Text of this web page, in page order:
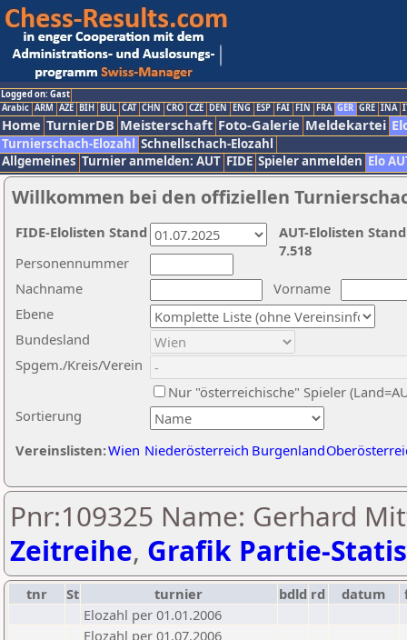
Logged on: Gast
Arabic ARM AZE BIH BUL CAT CHN CRO CZE DEN ENG ESP FAI FIN FRA GER GRE INA
Home TurnierDB Meisterschaft Foto-Galerie Meldekartei
Turnierschach-Elozahl Schnellschach-Elozahl
Allgemeines Turnier anmelden: AUT FIDE Spieler anmelden Elo
Willkommen bei den offiziellen
Nachname
Vorname
Ebene
Sortierung
Personennummer
Bundesland
Spgem./Kreis/Verein
Nur "österreichische" Spieler
Vereinslisten:Wien Niederösterreich Burgenland
AUT-Elolisten
7.518
FIDE-Elolisten Stand
Pnr:109325 Name: Gerhard
Zeitreihe, Grafik Partie-
tnr St turnier bdld rd datum
Elozahl per 01.01.2006
Elozahl per 01.07.2006